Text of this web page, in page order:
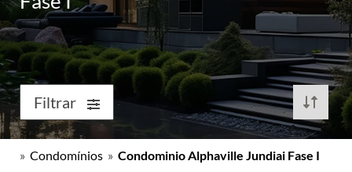
Filtrar
» Condomínios » Condominio Alphaville Jundiai Fase I